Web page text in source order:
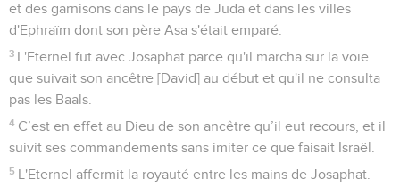
et des garnisons dans le pays de Juda et dans les villes
d'Ephraïm dont son père Asa s'était emparé.
3 L'Eternel fut avec Josaphat parce qu'il marcha sur la voie
que suivait son ancêtre [David] au début et qu'il ne consulta
pas les Baals.
4 C’est en effet au Dieu de son ancêtre qu’il eut recours, et il
suivit ses commandements sans imiter ce que faisait Israël.
5 L'Eternel affermit la royauté entre les mains de Josaphat.